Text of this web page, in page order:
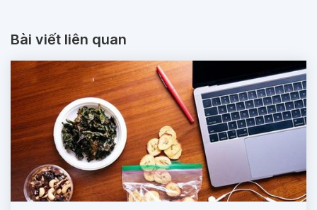
Bài viết liên quan